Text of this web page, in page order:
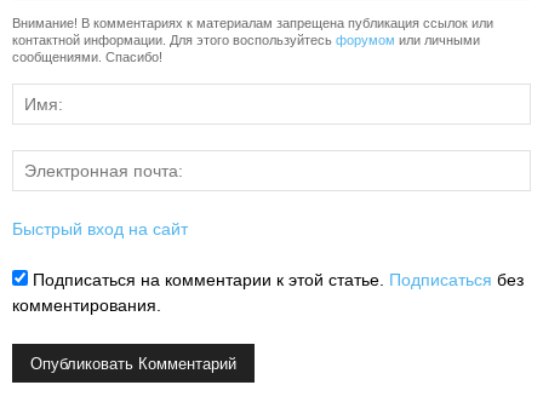
Внимание! В комментариях к материалам запрещена публикация ссылок или
контактной информации. Для этого воспользуйтесь форумом или личными
сообщениями. Спасибо!
Быстрый вход на сайт
Подписаться на комментарии к этой статье. Подписаться без
комментирования.